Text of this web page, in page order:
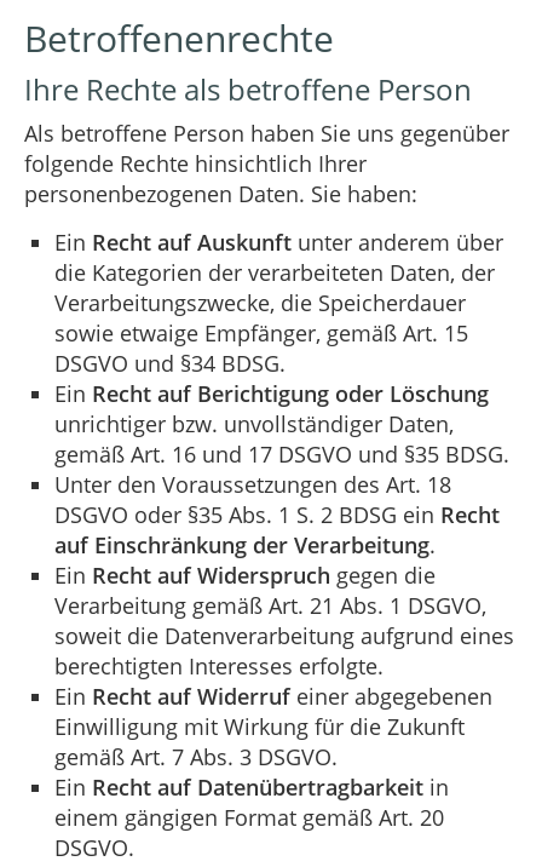
Betroffenenrechte
Ihre Rechte als betroffene Person
Als betroffene Person haben Sie uns gegenüber
folgende Rechte hinsichtlich Ihrer
personenbezogenen Daten. Sie haben:
Ein Recht auf Auskunft unter anderem über
die Kategorien der verarbeiteten Daten, der
Verarbeitungszwecke, die Speicherdauer
sowie etwaige Empfänger, gemäß Art. 15
DSGVO und §34 BDSG.
Ein Recht auf Berichtigung oder Löschung
unrichtiger bzw. unvollständiger Daten,
gemäß Art. 16 und 17 DSGVO und §35 BDSG.
Unter den Voraussetzungen des Art. 18
DSGVO oder §35 Abs. 1 S. 2 BDSG ein Recht
auf Einschränkung der Verarbeitung.
Ein Recht auf Widerspruch gegen die
Verarbeitung gemäß Art. 21 Abs. 1 DSGVO,
soweit die Datenverarbeitung aufgrund eines
berechtigten Interesses erfolgte.
Ein Recht auf Widerrufeiner abgegebenen
Einwilligung mit Wirkung für die Zukunft
gemäß Art. 7 Abs. 3 DSGVO.
Ein Recht auf Datenübertragbarkeit in
einem gängigen Format gemäß Art. 20
DSGVO.